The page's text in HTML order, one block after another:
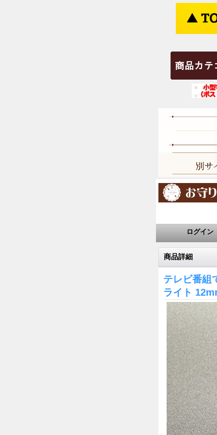
ログイン
商品詳細
テレビ番組
ライト